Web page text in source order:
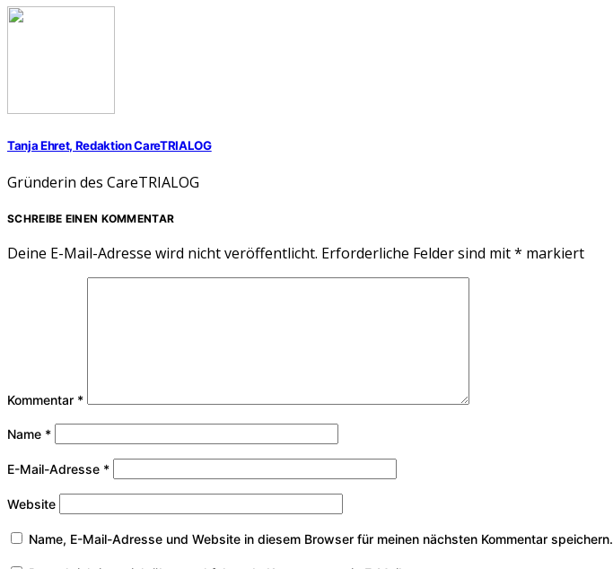
Tanja Ehret, Redaktion CareTRIALOG
Gründerin des CareTRIALOG
SCHREIBE EINEN KOMMENTAR
Deine E-Mail-Adresse wird nicht veröffentlicht. Erforderliche Felder sind mit* markiert
Kommentar *
Name *
E-Mail-Adresse *
Website
Name, E-Mail-Adresse und Website in diesem Browser für meinen nächsten Kommentar speichern.